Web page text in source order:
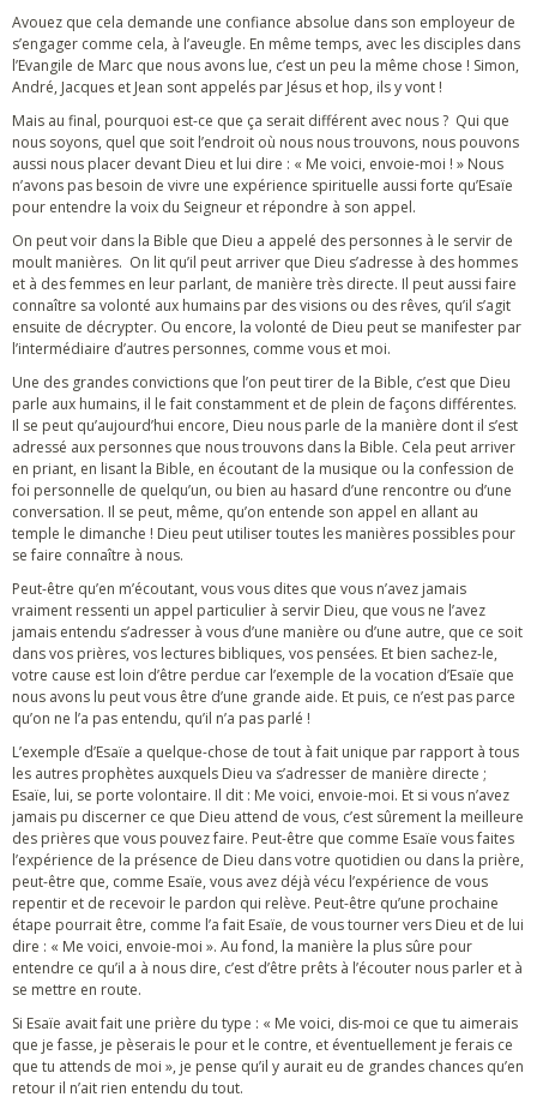
Avouez que cela demande une confiance absolue dans son employeur de
s’engager comme cela, à l’aveugle. En même temps, avec les disciples dans
l’Evangile de Marc que nous avons lue, c’est un peu la même chose ! Simon,
André, Jacques et Jean sont appelés par Jésus et hop, ils y vont !
Mais au final, pourquoi est-ce que ça serait différent avec nous ? Qui que
nous soyons, quel que soit l’endroit où nous nous trouvons, nous pouvons
aussi nous placer devant Dieu et lui dire : « Me voici, envoie-moi ! » Nous
n’avons pas besoin de vivre une expérience spirituelle aussi forte qu’Esaïe
pour entendre la voix du Seigneur et répondre à son appel.
On peut voir dans la Bible que Dieu a appelé des personnes à le servir de
moult manières. On lit qu’il peut arriver que Dieu s’adresse à des hommes
et à des femmes en leur parlant, de manière très directe. Il peut aussi faire
connaître sa volonté aux humains par des visions ou des rêves, qu’il s’agit
ensuite de décrypter. Ou encore, la volonté de Dieu peut se manifester par
l’intermédiaire d’autres personnes, comme vous et moi.
Une des grandes convictions que l’on peut tirer de la Bible, c’est que Dieu
parle aux humains, il le fait constamment et de plein de façons différentes.
Il se peut qu’aujourd’hui encore, Dieu nous parle de la manière dont il s’est
adressé aux personnes que nous trouvons dans la Bible. Cela peut arriver
en priant, en lisant la Bible, en écoutant de la musique ou la confession de
foi personnelle de quelqu’un, ou bien au hasard d’une rencontre ou d’une
conversation. Il se peut, même, qu’on entende son appel en allant au
temple le dimanche ! Dieu peut utiliser toutes les manières possibles pour
se faire connaître à nous.
Peut-être qu’en m’écoutant, vous vous dites que vous n’avez jamais
vraiment ressenti un appel particulier à servir Dieu, que vous ne l’avez
jamais entendu s’adresser à vous d’une manière ou d’une autre, que ce soit
dans vos prières, vos lectures bibliques, vos pensées. Et bien sachez-le,
votre cause est loin d’être perdue car l’exemple de la vocation d’Esaïe que
nous avons lu peut vous être d’une grande aide. Et puis, ce n’est pas parce
qu’on ne l’a pas entendu, qu’il n’a pas parlé !
L’exemple d’Esaïe a quelque-chose de tout à fait unique par rapport à tous
les autres prophètes auxquels Dieu va s’adresser de manière directe ;
Esaïe, lui, se porte volontaire. Il dit : Me voici, envoie-moi. Et si vous n’avez
jamais pu discerner ce que Dieu attend de vous, c’est sûrement la meilleure
des prières que vous pouvez faire. Peut-être que comme Esaïe vous faites
l’expérience de la présence de Dieu dans votre quotidien ou dans la prière,
peut-être que, comme Esaïe, vous avez déjà vécu l’expérience de vous
repentir et de recevoir le pardon qui relève. Peut-être qu’une prochaine
étape pourrait être, comme l’a fait Esaïe, de vous tourner vers Dieu et de lui
dire : « Me voici, envoie-moi ». Au fond, la manière la plus sûre pour
entendre ce qu’il a à nous dire, c’est d’être prêts à l’écouter nous parler et à
se mettre en route.
Si Esaïe avait fait une prière du type : « Me voici, dis-moi ce que tu aimerais
que je fasse, je pèserais le pour et le contre, et éventuellement je ferais ce
que tu attends de moi », je pense qu’il y aurait eu de grandes chances qu’en
retour il n’ait rien entendu du tout.